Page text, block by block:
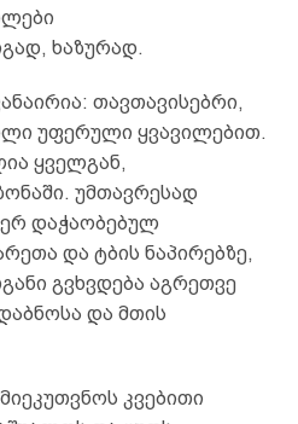
ხაზურად.
თავთავისებრი,
უფერული ყვავილებით.
ყველგან,
უმთავრესად
დაჭაობებულ
და ტბის ნაპირებზე,
გვხვდება აგრეთვე
და მთის
კვებითი